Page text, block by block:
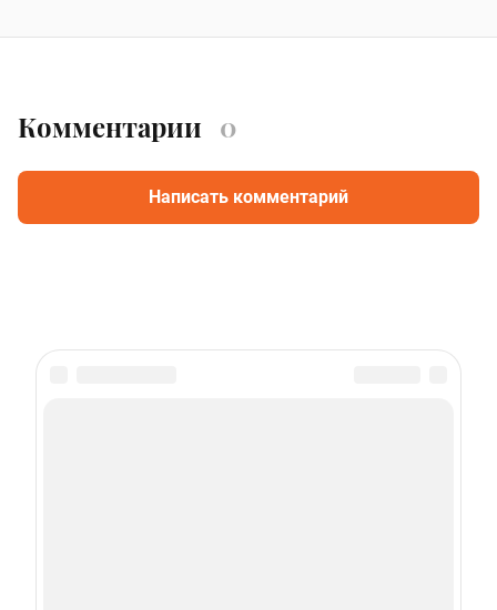
Комментарии 0
Написать комментарий